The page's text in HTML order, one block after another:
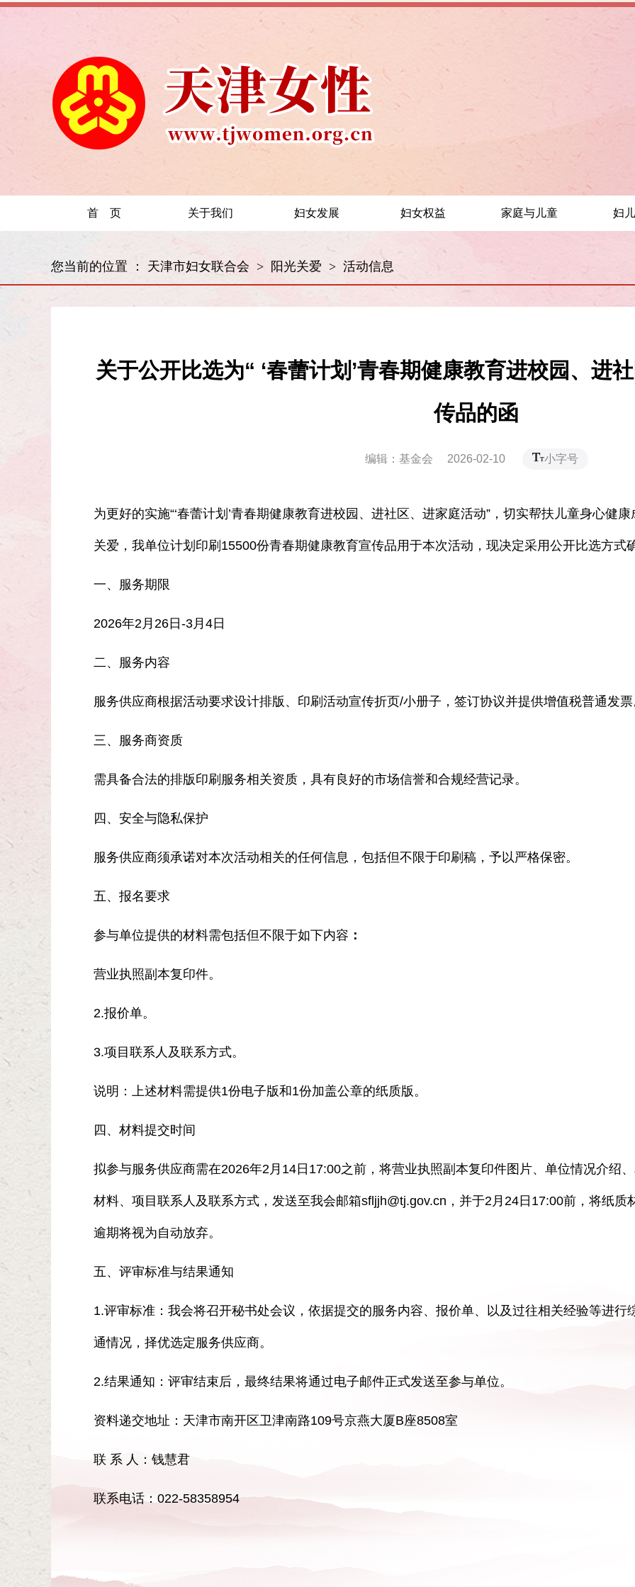
首 页 关于我们 妇女发展 妇女权益 家庭与儿童 妇
您当前的位置 ： 天津市妇女联合会 > 阳光关爱 > 活动信息
关于公开比选为“ ‘春蕾计划’青春期健康教育进校园、进
传品的函
编辑：基金会 2026-02-10 小字号
为更好的实施“‘春蕾计划’青春期健康教育进校园、进社区、进家庭活动”，切实帮扶儿童身心健
关爱，我单位计划印刷15500份青春期健康教育宣传品用于本次活动，现决定采用公开比选方式
一、服务期限
2026年2月26日-3月4日
二、服务内容
服务供应商根据活动要求设计排版、印刷活动宣传折页/小册子，签订协议并提供增值税普通发
三、服务商资质
需具备合法的排版印刷服务相关资质，具有良好的市场信誉和合规经营记录。
四、安全与隐私保护
服务供应商须承诺对本次活动相关的任何信息，包括但不限于印刷稿，予以严格保密。
五、报名要求
参与单位提供的材料需包括但不限于如下内容 ：
营业执照副本复印件。
2.报价单。
3.项目联系人及联系方式。
说明：上述材料需提供1份电子版和1份加盖公章的纸质版。
四、材料提交时间
拟参与服务供应商需在2026年2月14日17:00之前，将营业执照副本复印件图片、单位情况介绍
材料、项目联系人及联系方式，发送至我会邮箱sfljjh@tj.gov.cn，并于2月24日17:00前，将纸
逾期将视为自动放弃。
五、评审标准与结果通知
1.评审标准：我会将召开秘书处会议，依据提交的服务内容、报价单、以及过往相关经验等进
通情况，择优选定服务供应商。
2.结果通知：评审结束后，最终结果将通过电子邮件正式发送至参与单位。
资料递交地址：天津市南开区卫津南路109号京燕大厦B座8508室
联 系 人：钱慧君
联系电话：022-58358954